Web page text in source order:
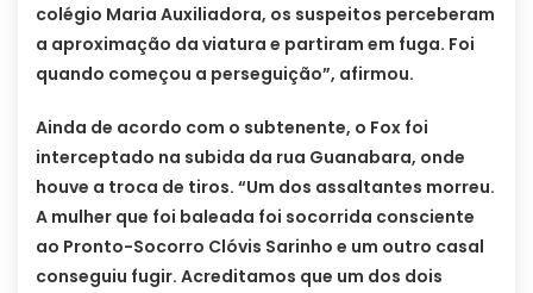
colégio Maria Auxiliadora, os suspeitos perceberam
a aproximação da viatura e partiram em fuga. Foi
quando começou a perseguição”, afirmou.
Ainda de acordo com o subtenente, o Fox foi
interceptado na subida da rua Guanabara, onde
houve a troca de tiros. “Um dos assaltantes morreu.
A mulher que foi baleada foi socorrida consciente
ao Pronto-Socorro Clóvis Sarinho e um outro casal
conseguiu fugir. Acreditamos que um dos dois